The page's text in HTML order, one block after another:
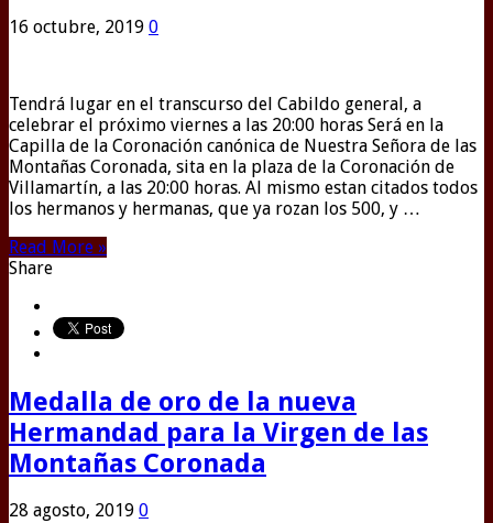
16 octubre, 2019 0
Tendrá lugar en el transcurso del Cabildo general, a
celebrar el próximo viernes a las 20:00 horas Será en la
Capilla de la Coronación canónica de Nuestra Señora de las
Montañas Coronada, sita en la plaza de la Coronación de
Villamartín, a las 20:00 horas. Al mismo estan citados todos
los hermanos y hermanas, que ya rozan los 500, y …
Read More »
Share
Medalla de oro de la nueva
Hermandad para la Virgen de las
Montañas Coronada
28 agosto, 2019 0